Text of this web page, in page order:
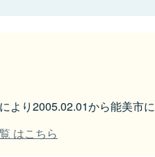
より2005.02.01から能美市
はこちら